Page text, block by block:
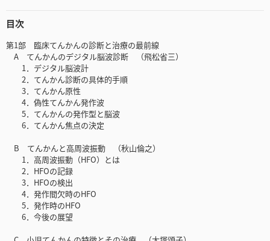
目次
第1部 臨床てんかんの診断と治療の最前線
A てんかんのデジタル脳波診断 （飛松省三）
1．デジタル脳波計
2．てんかん診断の具体的手順
3．てんかん原性
4．偽性てんかん発作波
5．てんかんの発作型と脳波
6．てんかん焦点の決定
B てんかんと高周波振動 （秋山倫之）
1．高周波振動（HFO）とは
2．HFOの記録
3．HFOの検出
4．発作間欠時のHFO
5．発作時のHFO
6．今後の展望